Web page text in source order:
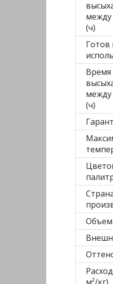
между
(ч)
Готов
Время
между
(ч)
Объем